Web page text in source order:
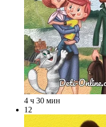
4 ч 30 мин
12